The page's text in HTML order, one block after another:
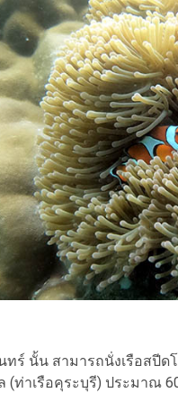
ร์ นั้น สามารถนั่งเรือสปีด
(ท่าเรือคุระบุรี) ประมาณ